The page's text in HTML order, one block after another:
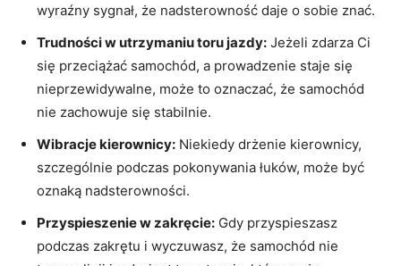
wyraźny ⁣sygnał, ​że nadsterowność daje‍ o sobie znać.
Trudności w ‌utrzymaniu toru jazdy: Jeżeli zdarza Ci
się przeciążać samochód, ​a prowadzenie ⁤staje ‍się
nieprzewidywalne, może⁣ to ‍oznaczać, że samochód
nie zachowuje się ⁤stabilnie.
Wibracje ⁤kierownicy: Niekiedy⁢ drżenie kierownicy,
szczególnie podczas pokonywania łuków, może być ​
oznaką nadsterowności.
Przyspieszenie w zakręcie: ⁢Gdy przyspieszasz​
podczas zakrętu‍ i wyczuwasz,‌ że samochód nie